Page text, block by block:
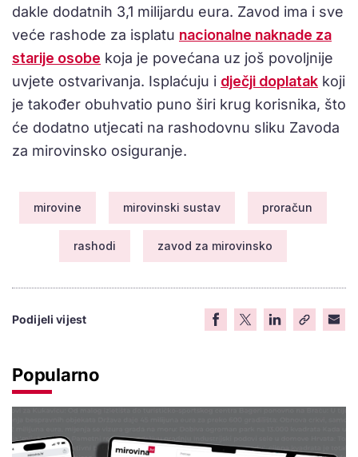
dakle dodatnih 3,1 milijardu eura. Zavod ima i sve
veće rashode za isplatu nacionalne naknade za
starije osobe koja je povećana uz još povoljnije
uvjete ostvarivanja. Isplaćuju i dječji doplatak koji
je također obuhvatio puno širi krug korisnika, što
će dodatno utjecati na rashodovnu sliku Zavoda
za mirovinsko osiguranje.
mirovine mirovinski sustav proračun
rashodi zavod za mirovinsko
Podijeli vijest
Popularno